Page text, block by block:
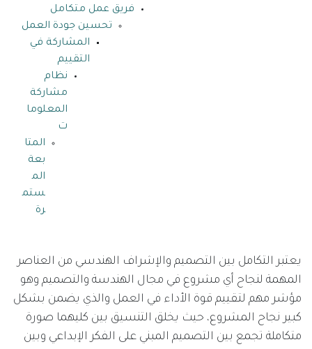
فريق عمل متكامل
تحسين جودة العمل
المشاركة في
التقييم
نظام
مشاركة
المعلوما
ت
المتا
بعة
الم
ستم
رة
يعتبر التكامل بين التصميم والإشراف الهندسي من العناصر
المهمة لنجاح أي مشروع في مجال الهندسة والتصميم وهو
مؤشر مهم لتقييم قوة الأداء في العمل والذي يضمن بشكل
كبير نجاح المشروع، حيث يخلق التنسيق بين كليهما صورة
متكاملة تجمع بين التصميم المبني على الفكر الإبداعي وبين